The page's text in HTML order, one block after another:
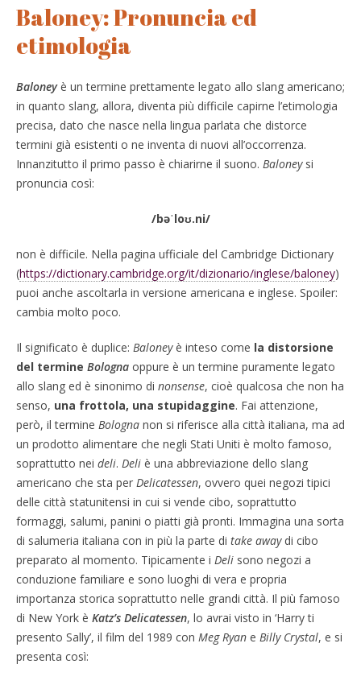
Baloney: Pronuncia ed
etimologia
Baloneyè un termine prettamente legato allo slang americano;
in quanto slang, allora, diventa più difficile capirne l’etimologia
precisa, dato che nasce nella lingua parlata che distorce
termini già esistenti o ne inventa di nuovi all’occorrenza.
Innanzitutto il primo passo è chiarirne il suono. Baloneysi
pronuncia così:
/bəˈloʊ.ni/
non è difficile. Nella pagina ufficiale del Cambridge Dictionary
(https://dictionary.cambridge.org/it/dizionario/inglese/baloney)
puoi anche ascoltarla in versione americana e inglese. Spoiler:
cambia molto poco.
Il significato è duplice: Baloneyè inteso come la distorsione
del termine Bologna oppure è un termine puramente legato
allo slang ed è sinonimo di nonsense, cioè qualcosa che non ha
senso, una frottola, una stupidaggine. Fai attenzione,
però, il termine Bologna non si riferisce alla città italiana, ma ad
un prodotto alimentare che negli Stati Uniti è molto famoso,
soprattutto nei deli. Deli è una abbreviazione dello slang
americano che sta per Delicatessen, ovvero quei negozi tipici
delle città statunitensi in cui si vende cibo, soprattutto
formaggi, salumi, panini o piatti già pronti. Immagina una sorta
di salumeria italiana con in più la parte di take awaydi cibo
preparato al momento. Tipicamente i Deli sono negozi a
conduzione familiare e sono luoghi di vera e propria
importanza storica soprattutto nelle grandi città. Il più famoso
di New York è Katz’s Delicatessen, lo avrai visto in ‘Harry ti
presento Sally’, il film del 1989 con Meg Ryan e Billy Crystal, e si
presenta così: